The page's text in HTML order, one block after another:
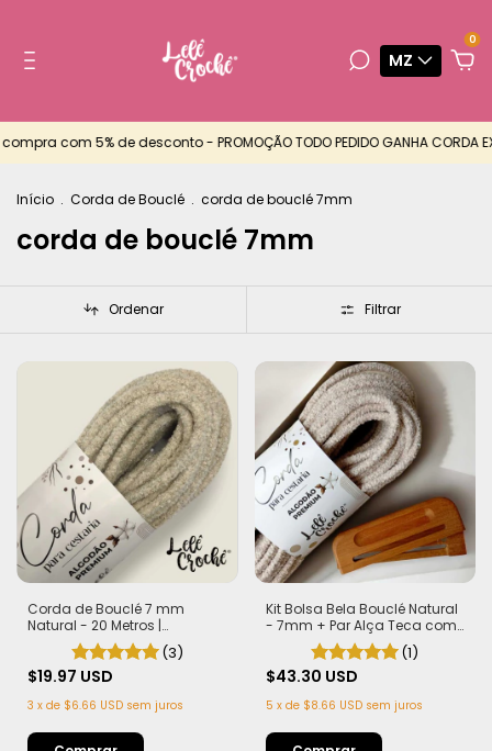
MZ
0
com 5% de desconto - PROMOÇÃO TODO PEDIDO GANHA
Início . Corda de Bouclé . corda de bouclé 7mm
corda de bouclé 7mm
Ordenar Filtrar
Corda de Bouclé 7 mm
Natural - 20 Metros |
Exclusiva Lelê Crochê | Leve,
Estruturada e com Efeito
Sofisticado
(3)
$19.97 USD
3 x de $6.66 USD sem juros
Kit Bolsa Bela Bouclé Natural
- 7mm + Par Alça Teca com
(1)
$43.30 USD
5 x de $8.66 USD sem juros